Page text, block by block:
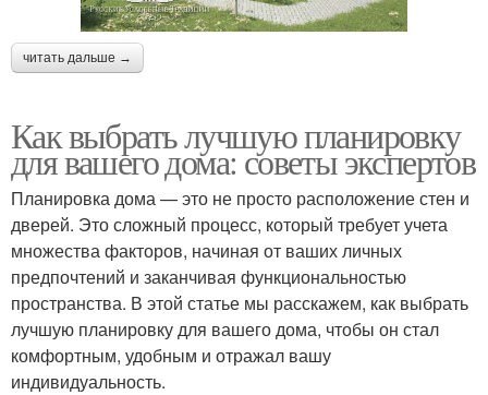
читать дальше →
Как выбрать лучшую планировку
для вашего дома: советы экспертов
Планировка дома — это не просто расположение стен и
дверей. Это сложный процесс, который требует учета
множества факторов, начиная от ваших личных
предпочтений и заканчивая функциональностью
пространства. В этой статье мы расскажем, как выбрать
лучшую планировку для вашего дома, чтобы он стал
комфортным, удобным и отражал вашу
индивидуальность.